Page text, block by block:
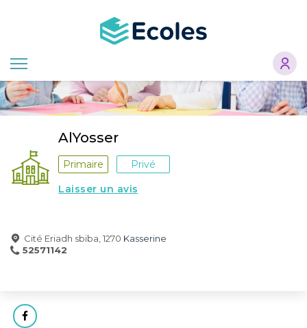
principal
AlYosser
Primaire
Privé
Laisser un avis
Cité Eriadh sbiba, 1270 Kasserine
52571142